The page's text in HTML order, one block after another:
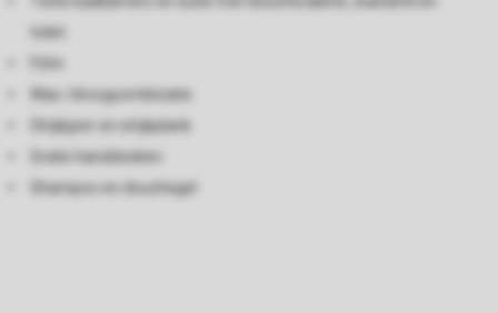
toilet
Was-/droogcombinatie
Strijkijzer en strijkplank
Gratis handdoeken
Shampoo en douchegel